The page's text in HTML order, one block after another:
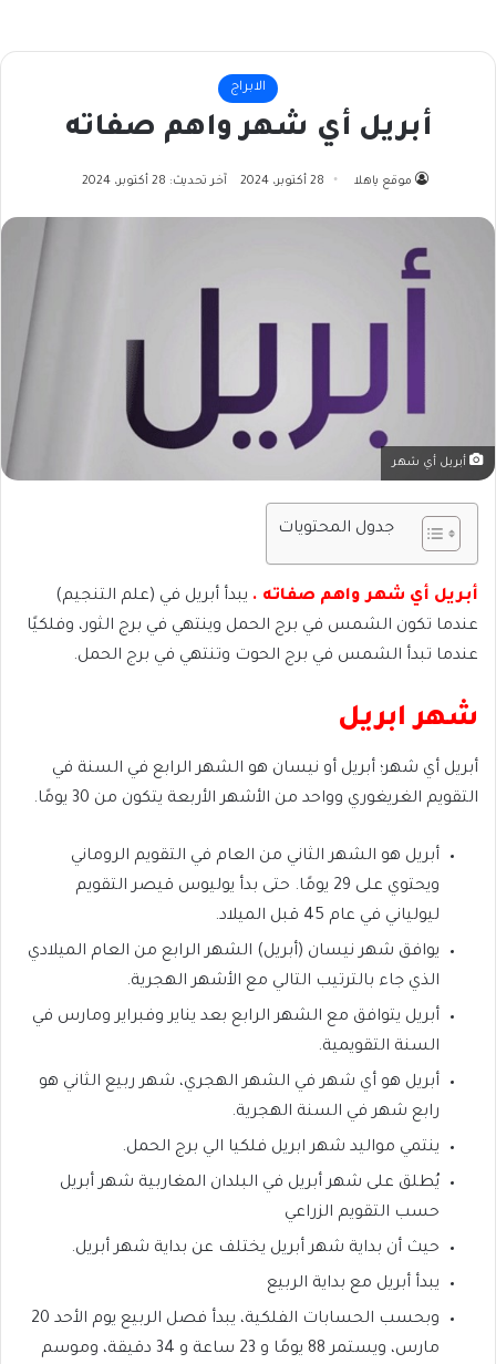
الابراج
أبريل أي شهر واهم صفاته
موقع ياهلا 28 أكتوبر، 2024 آخر تحديث: 28 أكتوبر، 2024
أبريل أي شهر
جدول المحتويات
أبريل أي شهر واهم صفاته . يبدأ أبريل في (علم التنجيم)
عندما تكون الشمس في برج الحمل وينتهي في برج الثور، وفلكيًا
عندما تبدأ الشمس في برج الحوت وتنتهي في برج الحمل.
شهر ابريل
أبريل أي شهر؛ أبريل أو نيسان هو الشهر الرابع في السنة في
التقويم الغريغوري وواحد من الأشهر الأربعة يتكون من 30 يومًا.
أبريل هو الشهر الثاني من العام في التقويم الروماني
ويحتوي على 29 يومًا. حتى بدأ يوليوس قيصر التقويم
ليولياني في عام 45 قبل الميلاد.
يوافق شهر نيسان (أبريل) الشهر الرابع من العام الميلادي
الذي جاء بالترتيب التالي مع الأشهر الهجرية.
أبريل يتوافق مع الشهر الرابع بعد يناير وفبراير ومارس في
السنة التقويمية.
أبريل هو أي شهر في الشهر الهجري، شهر ربيع الثاني هو
رابع شهر في السنة الهجرية.
ينتمي مواليد شهر ابريل فلكيا الي برج الحمل.
يُطلق على شهر أبريل في البلدان المغاربية شهر أبريل
حسب التقويم الزراعي
حيث أن بداية شهر أبريل يختلف عن بداية شهر أبريل.
يبدأ أبريل مع بداية الربيع
وبحسب الحسابات الفلكية، يبدأ فصل الربيع يوم الأحد 20
مارس، ويستمر 88 يومًا و 23 ساعة و 34 دقيقة، وموسم